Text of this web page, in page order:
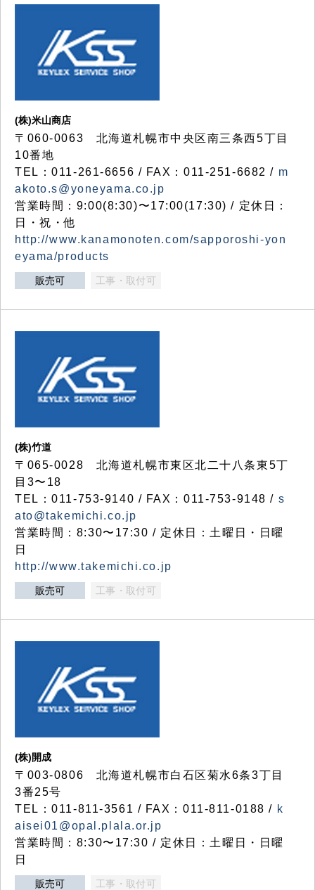
(株)米山商店
〒060-0063 北海道札幌市中央区南三条西5丁目
10番地
TEL：011-261-6656 / FAX：011-251-6682 / m
akoto.s@yoneyama.co.jp
営業時間：9:00(8:30)〜17:00(17:30) / 定休日：
日・祝・他
http://www.kanamonoten.com/sapporoshi-yon
eyama/products
販売可 工事・取付可
(株)竹道
〒065-0028 北海道札幌市東区北二十八条東5丁
目3〜18
TEL：011-753-9140 / FAX：011-753-9148 / s
ato@takemichi.co.jp
営業時間：8:30〜17:30 / 定休日：土曜日・日曜
日
http://www.takemichi.co.jp
販売可 工事・取付可
(株)開成
〒003-0806 北海道札幌市白石区菊水6条3丁目
3番25号
TEL：011-811-3561 / FAX：011-811-0188 / k
aisei01@opal.plala.or.jp
営業時間：8:30〜17:30 / 定休日：土曜日・日曜
日
販売可 工事・取付可